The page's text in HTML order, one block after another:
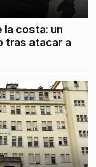
la costa: un
tras atacar a